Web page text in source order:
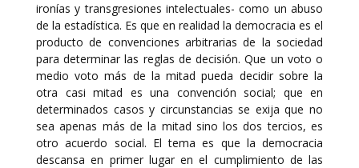
ironías y transgresiones intelectuales- como un abuso
de la estadística. Es que en realidad la democracia es el
producto de convenciones arbitrarias de la sociedad
para determinar las reglas de decisión. Que un voto o
medio voto más de la mitad pueda decidir sobre la
otra casi mitad es una convención social; que en
determinados casos y circunstancias se exija que no
sea apenas más de la mitad sino los dos tercios, es
otro acuerdo social. El tema es que la democracia
descansa en primer lugar en el cumplimiento de las